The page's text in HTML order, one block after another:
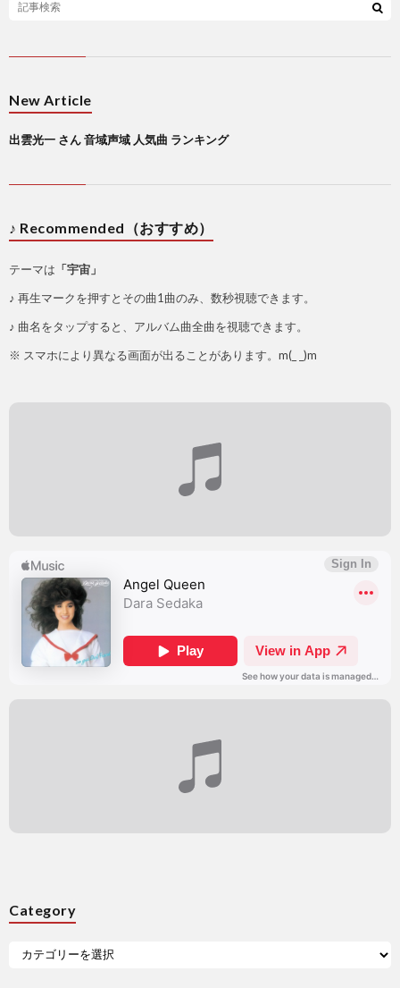
New Article
出雲光一 さん 音域声域 人気曲 ランキング
♪ Recommended（おすすめ）
テーマは 「宇宙」
♪ 再生マークを押すとその曲1曲のみ、数秒視聴できます。
♪ 曲名をタップすると、アルバム曲全曲を視聴できます。
※ スマホにより異なる画面が出ることがあります。m(_ _)m
Category